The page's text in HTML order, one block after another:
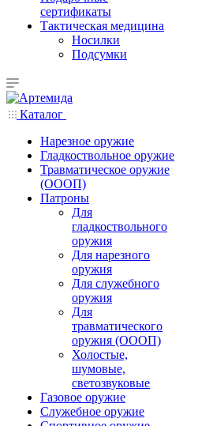
сертификаты
Тактическая медицина
Носилки
Подсумки
Каталог
Нарезное оружие
Гладкоствольное оружие
Травматическое оружие
(ОООП)
Патроны
Для
гладкоствольного
оружия
Для нарезного
оружия
Для служебного
оружия
Для
травматического
оружия (ОООП)
Холостые,
шумовые,
светозвуковые
Газовое оружие
Служебное оружие